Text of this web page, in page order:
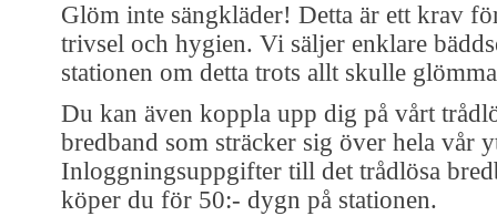
Glöm inte sängkläder! Detta är ett krav
trivsel och hygien. Vi säljer enklare
stationen om detta trots allt skulle
Du kan även koppla upp dig på vårt
bredband som sträcker sig över hela vår
Inloggningsuppgifter till det trådlösa
köper du för 50:- dygn på stationen.